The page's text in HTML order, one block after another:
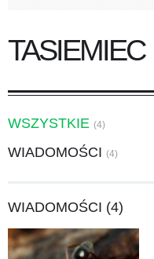
TASIEMIEC
WSZYSTKIE (4)
WIADOMOŚCI (4)
WIADOMOŚCI (4)